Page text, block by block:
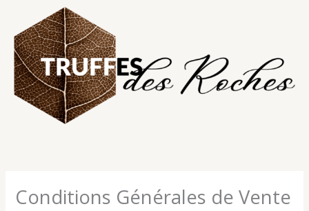
contenu
Conditions Générales de Vente